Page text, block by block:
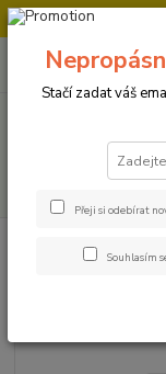
+420 728 500 481
Po-Pá 8:00 - 17:00
Stačí zadat váš
Přeji si odebírat
Souhlasím